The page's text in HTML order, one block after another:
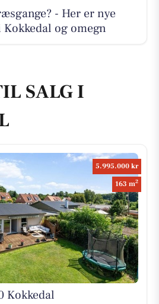
- Her er nye
og omegn
SALG I
5.995.000 kr
163 m2
Kokkedal